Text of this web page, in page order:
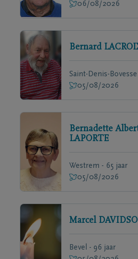
06/08/2026
Bernard
Saint-Denis-
05/08/2026
Bernadette
LAPORTE
Westrem - 65 jaar
05/08/2026
Marcel
Bevel - 96 jaar